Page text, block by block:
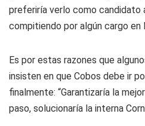
preferiría verlo como candidato
compitiendo por algún cargo en
Es por estas razones que
insisten en que Cobos debe ir
finalmente: “Garantizaría la
paso, solucionaría la interna